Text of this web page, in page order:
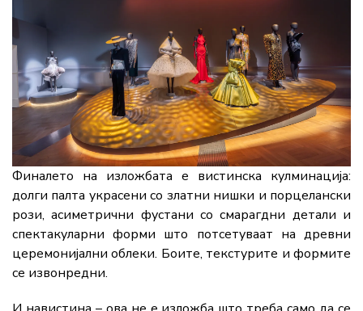
Финалето на изложбата е вистинска кулминација:
долги палта украсени со златни нишки и порцелански
рози, асиметрични фустани со смарагдни детали и
спектакуларни форми што потсетуваат на древни
церемонијални облеки. Боите, текстурите и формите
се извонредни.